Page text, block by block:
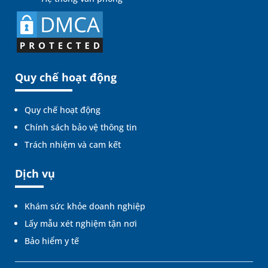
Quy chế hoạt động
Quy chế hoạt động
Chính sách bảo vệ thông tin
Trách nhiệm và cam kết
Dịch vụ
Khám sức khỏe doanh nghiệp
Lấy mẫu xét nghiệm tận nơi
Bảo hiểm y tế